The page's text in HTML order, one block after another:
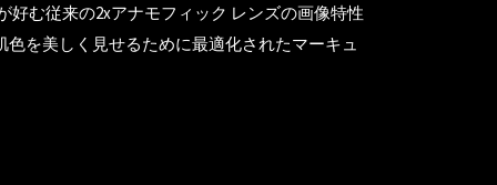
む従来の2xアナモフィック レンズの画像特性
を美しく見せるために最適化されたマーキュ